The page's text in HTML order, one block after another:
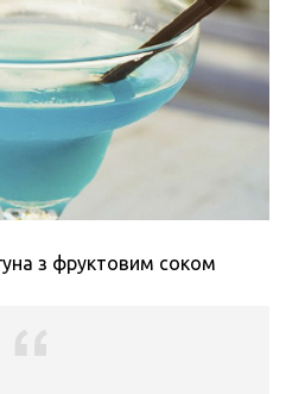
з фруктовим соком